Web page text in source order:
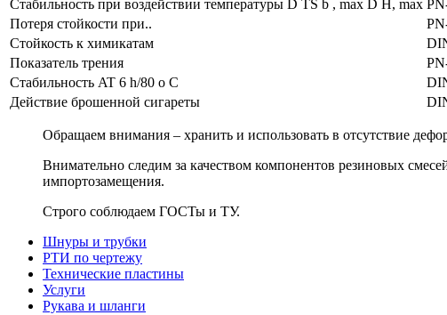
Стабильность при воздействии температуры D TS b , max D H, max
Потеря стойкости при..
Стойкость к химикатам
Показатель трения
Стабильность AT 6 h/80 o C
Действие брошенной сигареты
Обращаем внимания – хранить и использовать в отсутствие
Внимательно следим за качеством компонентов резиновых
импортозамещения.
Строго соблюдаем ГОСТы и ТУ.
Шнуры и трубки
РТИ по чертежу
Технические пластины
Услуги
Рукава и шланги